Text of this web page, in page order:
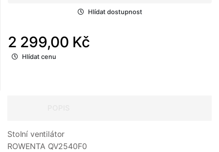
Hlídat dostupnost
2 299,00 Kč
Hlídat cenu
Stolní ventilátor
ROWENTA QV2540F0